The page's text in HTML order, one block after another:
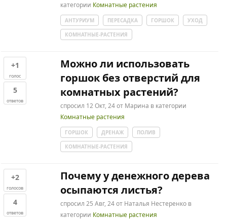
категории Комнатные растения
АНТУРИУМ ПЕРЕСАДКА ГОРШОК
УХОД
КОМНАТНЫЕ-РАСТЕНИЯ
+1
голос
5
ответов
Можно ли использовать
горшок без отверстий для
комнатных растений?
спросил 12 Окт, 24 от Марина в категории
Комнатные растения
ГОРШОК ДРЕНАЖ
ПОЛИВ
КОМНАТНЫЕ-РАСТЕНИЯ
+2
голосов
4
ответов
Почему у денежного дерева
осыпаются листья?
спросил 25 Авг, 24 от Наталья Нестеренко в
категории Комнатные растения